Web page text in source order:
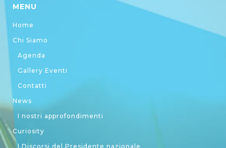
MENU
Home
Chi Siamo
Agenda
Gallery Eventi
Contatti
News
I nostri approfondimenti
Curiosity
I Discorsi del Presidente nazionale